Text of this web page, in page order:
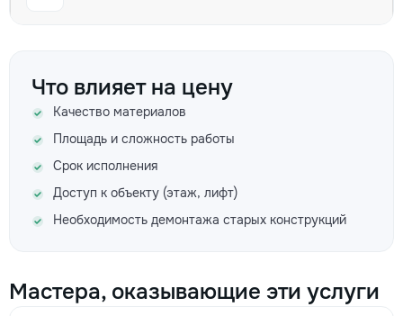
640
730
900
Кладка (Фортан) Перегородочный Чистая Единица
Что влияет на цену
Качество материалов
Площадь и сложность работы
Срок исполнения
Доступ к объекту (этаж, лифт)
Необходимость демонтажа старых конструкций
Мастера, оказывающие эти услуги